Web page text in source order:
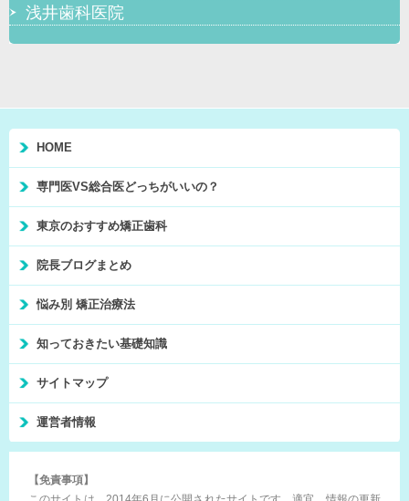
浅井歯科医院
HOME
専門医VS総合医どっちがいいの？
東京のおすすめ矯正歯科
院長ブログまとめ
悩み別 矯正治療法
知っておきたい基礎知識
サイトマップ
運営者情報
【免責事項】